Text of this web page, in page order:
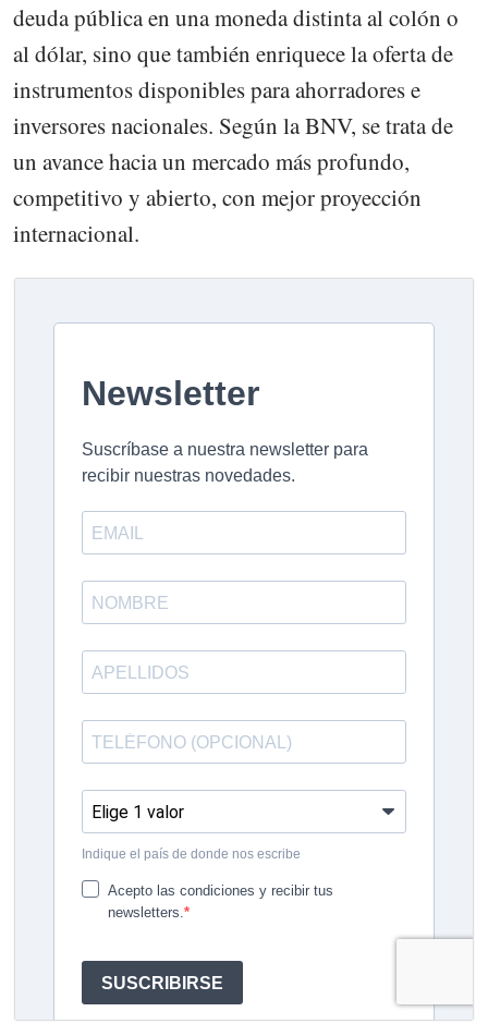
deuda pública en una moneda distinta al colón o
al dólar, sino que también enriquece la oferta de
instrumentos disponibles para ahorradores e
inversores nacionales. Según la BNV, se trata de
un avance hacia un mercado más profundo,
competitivo y abierto, con mejor proyección
internacional.